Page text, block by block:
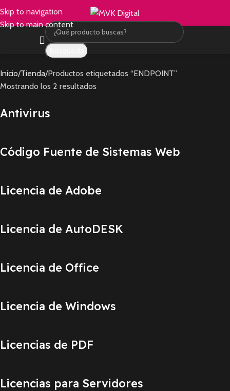
Skip to navigation
Skip to main content
Inicio Tienda Productos etiquetados “ENDPOINT”
Mostrando los 2 resultados
Antivirus
Código Fuente de Sistemas Web
Licencia de Adobe
Licencia de AutoDESK
Licencia de Office
Licencia de Windows
Licencias de PDF
Licencias para Servidores